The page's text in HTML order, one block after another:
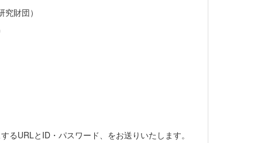
財団）
URLとID・パスワード、をお送りいたします。